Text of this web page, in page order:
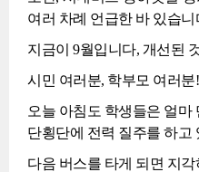
여러 차례 언급한 바 있습니
지금이 9월입니다, 개선된
시민 여러분, 학부모 여러
오늘 아침도 학생들은 얼마
단횡단에 전력 질주를 하고
다음 버스를 타게 되면 지